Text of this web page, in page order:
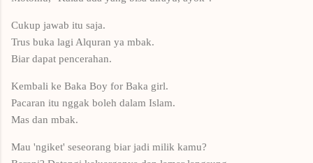
Cukup jawab itu saja.
Trus buka lagi Alquran ya mbak.
Biar dapat pencerahan.
Kembali ke Baka Boy for Baka girl.
Pacaran itu nggak boleh dalam Islam.
Mas dan mbak.
Mau 'ngiket' seseorang biar jadi milik kamu?